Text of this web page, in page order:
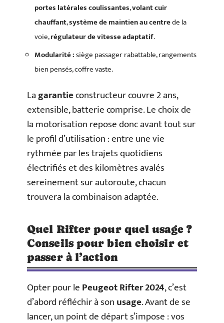
portes latérales coulissantes,volant cuir
chauffant,système de maintien au centrede la
voie,régulateur de vitesse adaptatif.
Modularité :siège passager rabattable, rangements
bien pensés, coffre vaste.
Lagarantieconstructeur couvre 2 ans,
extensible, batterie comprise. Le choix de
la motorisation repose donc avant tout sur
le profil d’utilisation : entre une vie
rythmée par les trajets quotidiens
électrifiés et des kilomètres avalés
sereinement sur autoroute, chacun
trouvera la combinaison adaptée.
Quel Rifter pour quel usage ?
Conseils pour bien choisir et
passer à l’action
Opter pour lePeugeot Rifter 2024, c’est
d’abord réfléchir à sonusage. Avant de se
lancer, un point de départ s’impose : vos